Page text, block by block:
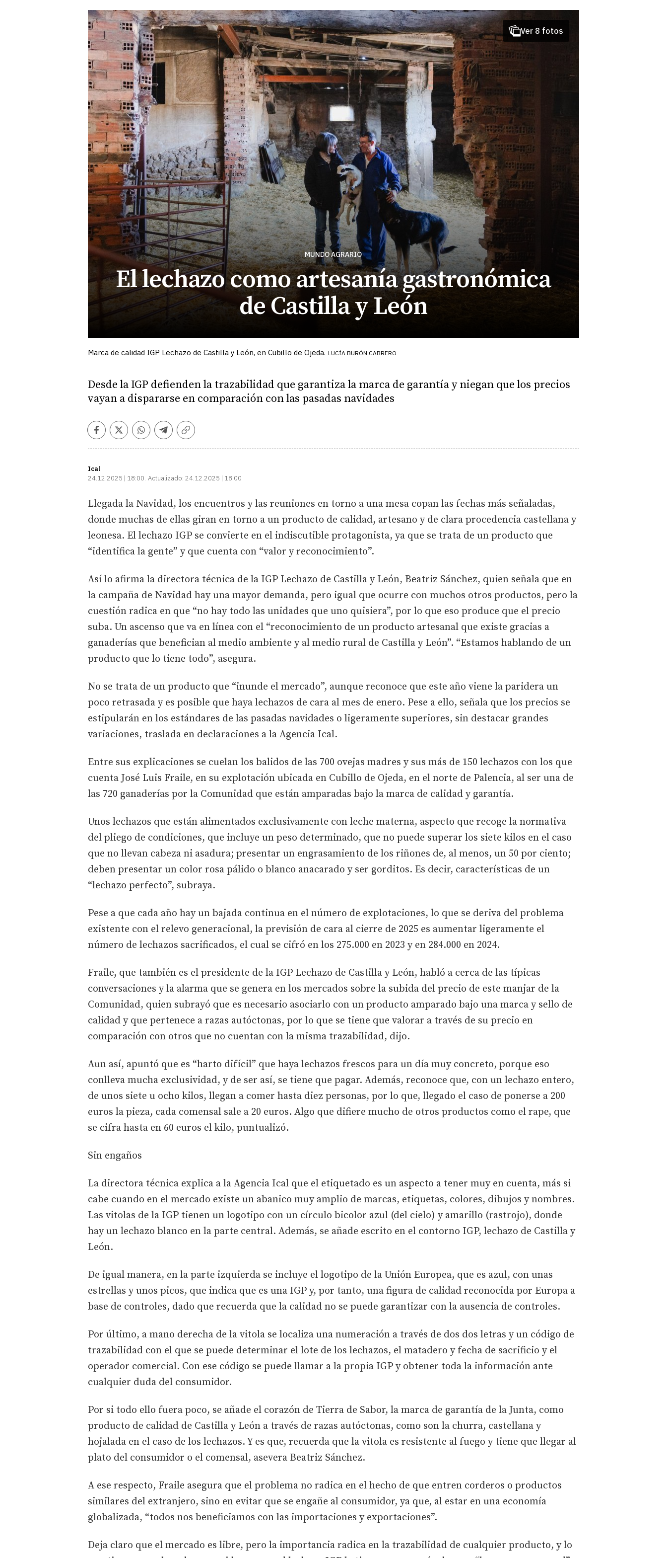
MUNDO AGRARIO
El lechazo como artesanía gastronómica
de Castilla y León
Ver 8 fotos
Marca de calidad IGP Lechazo de Castilla y León, en Cubillo de Ojeda. LUCÍA BURÓN CABRERO
Desde la IGP defienden la trazabilidad que garantiza la marca de garantía y niegan que los precios
vayan a dispararse en comparación con las pasadas navidades
Facebook
TwitterWhatsapp
Telegram
Copiar
Ical
24.12.2025 | 18:00 Actualizado: 24.12.2025 | 18:00
Llegada la Navidad, los encuentros y las reuniones en torno a una mesa copan las fechas más señaladas,
donde muchas de ellas giran en torno a un producto de calidad, artesano y de clara procedencia castellana y
leonesa. El lechazo IGP se convierte en el indiscutible protagonista, ya que se trata de un producto que
“identifica la gente” y que cuenta con “valor y reconocimiento”.
Así lo afirma la directora técnica de la IGP Lechazo de Castilla y León, Beatriz Sánchez, quien señala que en
la campaña de Navidad hay una mayor demanda, pero igual que ocurre con muchos otros productos, pero la
cuestión radica en que “no hay todo las unidades que uno quisiera”, por lo que eso produce que el precio
suba. Un ascenso que va en línea con el “reconocimiento de un producto artesanal que existe gracias a
ganaderías que benefician al medio ambiente y al medio rural de Castilla y León”. “Estamos hablando de un
producto que lo tiene todo”, asegura.
No se trata de un producto que “inunde el mercado”, aunque reconoce que este año viene la paridera un
poco retrasada y es posible que haya lechazos de cara al mes de enero. Pese a ello, señala que los precios se
estipularán en los estándares de las pasadas navidades o ligeramente superiores, sin destacar grandes
variaciones, traslada en declaraciones a la Agencia Ical.
Entre sus explicaciones se cuelan los balidos de las 700 ovejas madres y sus más de 150 lechazos con los que
cuenta José Luis Fraile, en su explotación ubicada en Cubillo de Ojeda, en el norte de Palencia, al ser una de
las 720 ganaderías por la Comunidad que están amparadas bajo la marca de calidad y garantía.
Unos lechazos que están alimentados exclusivamente con leche materna, aspecto que recoge la normativa
del pliego de condiciones, que incluye un peso determinado, que no puede superar los siete kilos en el caso
que no llevan cabeza ni asadura; presentar un engrasamiento de los riñones de, al menos, un 50 por ciento;
deben presentar un color rosa pálido o blanco anacarado y ser gorditos. Es decir, características de un
“lechazo perfecto”, subraya.
Pese a que cada año hay un bajada continua en el número de explotaciones, lo que se deriva del problema
existente con el relevo generacional, la previsión de cara al cierre de 2025 es aumentar ligeramente el
número de lechazos sacrificados, el cual se cifró en los 275.000 en 2023 y en 284.000 en 2024.
Fraile, que también es el presidente de la IGP Lechazo de Castilla y León, habló a cerca de las típicas
conversaciones y la alarma que se genera en los mercados sobre la subida del precio de este manjar de la
Comunidad, quien subrayó que es necesario asociarlo con un producto amparado bajo una marca y sello de
calidad y que pertenece a razas autóctonas, por lo que se tiene que valorar a través de su precio en
comparación con otros que no cuentan con la misma trazabilidad, dijo.
Aun así, apuntó que es “harto difícil” que haya lechazos frescos para un día muy concreto, porque eso
conlleva mucha exclusividad, y de ser así, se tiene que pagar. Además, reconoce que, con un lechazo entero,
de unos siete u ocho kilos, llegan a comer hasta diez personas, por lo que, llegado el caso de ponerse a 200
euros la pieza, cada comensal sale a 20 euros. Algo que difiere mucho de otros productos como el rape, que
se cifra hasta en 60 euros el kilo, puntualizó.
Sin engaños
La directora técnica explica a la Agencia Ical que el etiquetado es un aspecto a tener muy en cuenta, más si
cabe cuando en el mercado existe un abanico muy amplio de marcas, etiquetas, colores, dibujos y nombres.
Las vitolas de la IGP tienen un logotipo con un círculo bicolor azul (del cielo) y amarillo (rastrojo), donde
hay un lechazo blanco en la parte central. Además, se añade escrito en el contorno IGP, lechazo de Castilla y
León.
De igual manera, en la parte izquierda se incluye el logotipo de la Unión Europea, que es azul, con unas
estrellas y unos picos, que indica que es una IGP y, por tanto, una figura de calidad reconocida por Europa a
base de controles, dado que recuerda que la calidad no se puede garantizar con la ausencia de controles.
Por último, a mano derecha de la vitola se localiza una numeración a través de dos dos letras y un código de
trazabilidad con el que se puede determinar el lote de los lechazos, el matadero y fecha de sacrificio y el
operador comercial. Con ese código se puede llamar a la propia IGP y obtener toda la información ante
cualquier duda del consumidor.
Por si todo ello fuera poco, se añade el corazón de Tierra de Sabor, la marca de garantía de la Junta, como
producto de calidad de Castilla y León a través de razas autóctonas, como son la churra, castellana y
hojalada en el caso de los lechazos. Y es que, recuerda que la vitola es resistente al fuego y tiene que llegar al
plato del consumidor o el comensal, asevera Beatriz Sánchez.
A ese respecto, Fraile asegura que el problema no radica en el hecho de que entren corderos o productos
similares del extranjero, sino en evitar que se engañe al consumidor, ya que, al estar en una economía
globalizada, “todos nos beneficiamos con las importaciones y exportaciones”.
Deja claro que el mercado es libre, pero la importancia radica en la trazabilidad de cualquier producto, y lo